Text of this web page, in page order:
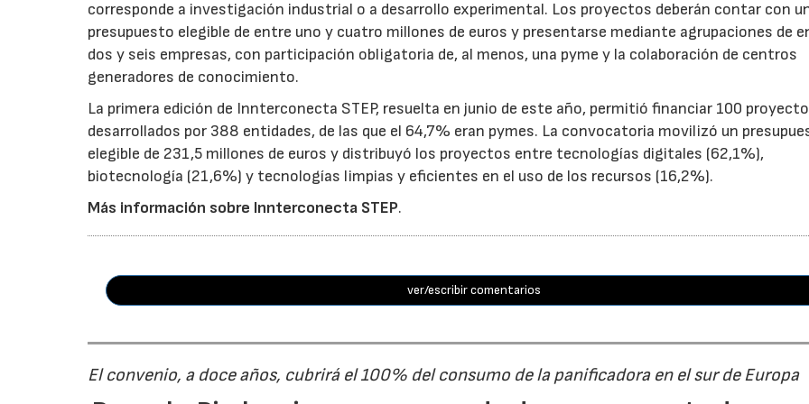
corresponde a investigación industrial o a desarrollo experimental. Los proyectos deberán contar con
presupuesto elegible de entre uno y cuatro millones de euros y presentarse mediante agrupaciones de
dos y seis empresas, con participación obligatoria de, al menos, una pyme y la colaboración de centros
generadores de conocimiento.
La primera edición de Innterconecta STEP, resuelta en junio de este año, permitió financiar 100
desarrollados por 388 entidades, de las que el 64,7% eran pymes. La convocatoria movilizó un
elegible de 231,5 millones de euros y distribuyó los proyectos entre tecnologías digitales (62,1%),
biotecnología (21,6%) y tecnologías limpias y eficientes en el uso de los recursos (16,2%).
Más información sobre Innterconecta STEP.
ver/escribir comentarios
El convenio, a doce años, cubrirá el 100% del consumo de la panificadora en el sur de Europa